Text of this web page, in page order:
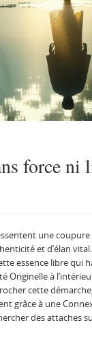
force ni
une
et d’élan
essence libre qui
Originelle à
cette
grâce à une
des attaches